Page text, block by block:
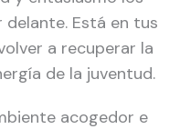
Está en tus
a recuperar la
de la juventud.
acogedor e